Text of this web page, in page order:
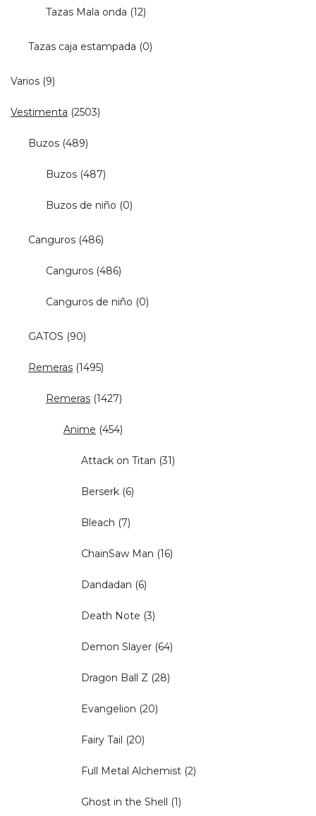
Tazas Mala onda (12)
Tazas caja estampada (0)
Varios (9)
Vestimenta (2503)
Buzos (489)
Buzos (487)
Buzos de niño (0)
Canguros (486)
Canguros (486)
Canguros de niño (0)
GATOS (90)
Remeras (1495)
Remeras (1427)
Anime (454)
Attack on Titan (31)
Berserk (6)
Bleach (7)
ChainSaw Man (16)
Dandadan (6)
Death Note (3)
Demon Slayer (64)
Dragon Ball Z (28)
Evangelion (20)
Fairy Tail (20)
Full Metal Alchemist (2)
Ghost in the Shell (1)